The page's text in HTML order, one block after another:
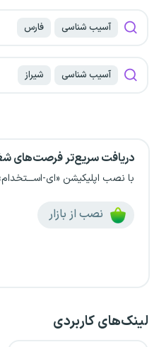
آسیب شناسی فارس
آسیب شناسی شیراز
دریافت سریع‌تر فرصت‌های
با نصب اپلیکیشن «ای-
نصب از بازار
لینک‌های کاربردی